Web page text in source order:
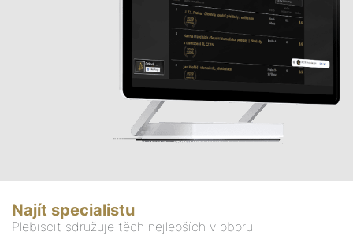
Najít specialistu
Plebiscit sdružuje těch nejlepších v oboru